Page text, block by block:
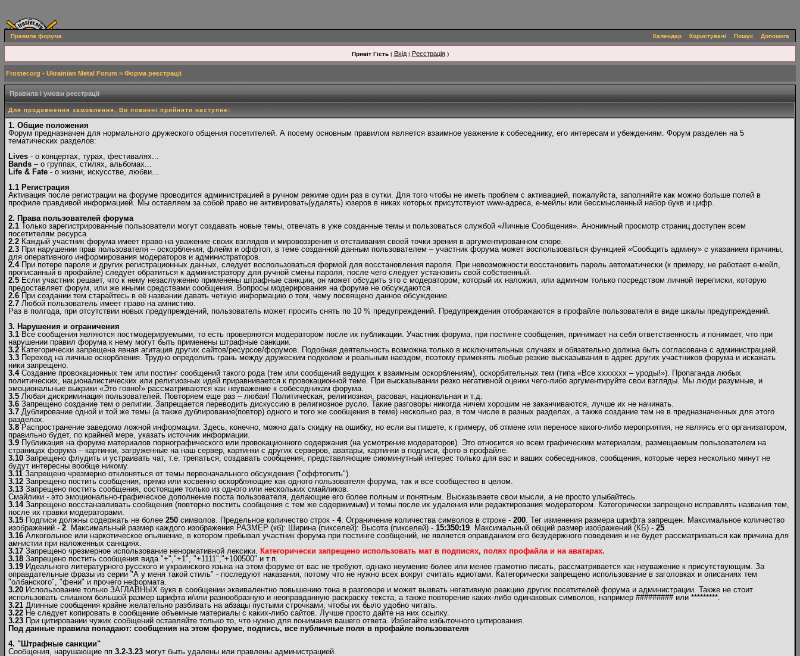
Правила форума Календар Користувачі Пошук Допомога
Привіт Гість( Вхід| Реєстрація)
Froster.org - Ukrainian Metal Forum > Форма реєстрації
Правила і умови реєстрації
Для продовження замовлення, Ви повинні прийняти наступне:
1. Общие положения
Форум предназначен для нормального дружеского общения посетителей. А посему основным правилом является взаимное уважение к собеседнику, его интересам и убеждениям. Форум разделен на 5
тематических разделов:
Lives - о концертах, турах, фестивалях...
Bands – о группах, стилях, альбомах...
Life & Fate - о жизни, искусстве, любви...
1.1 Регистрация
Активация после регистрации на форуме проводится администрацией в ручном режиме один раз в сутки. Для того чтобы не иметь проблем с активацией, пожалуйста, заполняйте как можно больше полей в
профиле правдивой информацией. Мы оставляем за собой право не активировать(удалять) юзеров в никах которых присутствуют www-адреса, е-мейлы или бессмысленный набор букв и цифр.
2. Права пользователей форума
2.1 Только зарегистрированные пользователи могут создавать новые темы, отвечать в уже созданные темы и пользоваться службой «Личные Сообщения». Анонимный просмотр страниц доступен всем
посетителям ресурса.
2.2 Каждый участник форума имеет право на уважение своих взглядов и мировоззрения и отстаивания своей точки зрения в аргументированном споре.
2.3 При нарушении прав пользователя – оскорбления, флейм и оффтоп, в теме созданной данным пользователем – участник форума может воспользоваться функцией «Сообщить админу» с указанием причины,
для оперативного информирования модераторов и администраторов.
2.4При потере пароля и других регистрационных данных, следует воспользоваться формой для восстановления пароля. При невозможности восстановить пароль автоматически (к примеру, не работает е-мейл,
прописанный в профайле) следует обратиться к администратору для ручной смены пароля, после чего следует установить свой собственный.
2.5 Если участник решает, что к нему незаслуженно применены штрафные санкции, он может обсудить это с модератором, который их наложил, или админом только посредством личной переписки, которую
предоставляет форум, или же иными средствами сообщения. Вопросы модерирования на форуме не обсуждаются.
2.6 При создании тем старайтесь в её названии давать четкую информацию о том, чему посвящено данное обсуждение.
2.7 Любой пользователь имеет право на амнистию.
Раз в полгода, при отсутствии новых предупреждений, пользователь может просить снять по 10 % предупреждений. Предупреждения отображаются в профайле пользователя в виде шкалы предупреждений.
3. Нарушения и ограничения
3.1 Все сообщения являются постмодерируемыми, то есть проверяются модератором после их публикации. Участник форума, при постинге сообщения, принимает на себя ответственность и понимает, что при
нарушении правил форума к нему могут быть применены штрафные санкции.
3.2 Категорически запрещена явная агитация других сайтов/ресурсов/форумов. Подобная деятельность возможна только в исключительных случаях и обязательно должна быть согласована с администрацией.
3.3 Переход на личные оскорбления. Трудно определить грань между дружеским подколом и реальным наездом, поэтому применять любые резкие высказывания в адрес других участников форума и искажать
ники запрещено.
3.4Создание провокационных тем или постинг сообщений такого рода (тем или сообщений ведущих к взаимным оскорблениям), оскорбительных тем (типа «Все ххххххх – уроды!»). Пропаганда любых
политических, националистических или религиозных идей приравнивается к провокационной теме. При высказывании резко негативной оценки чего-либо аргументируйте свои взгляды. Мы люди разумные, и
эмоциональные выкрики «Это говно!» рассматриваются как неуважение к собеседникам форума.
3.5 Любая дискриминация пользователей. Повторяем еще раз – любая! Политическая, религиозная, расовая, национальная и т.д.
3.6 Запрещено создание тем о религии. Запрещается переводить дискуссию в религиозное русло. Такие разговоры никогда ничем хорошим не заканчиваются, лучше их не начинать.
3.7 Дублирование одной и той же темы (а также дублирование(повтор) одного и того же сообщения в теме) несколько раз, в том числе в разных разделах, а также создание тем не в предназначенных для этого
разделах.
3.8 Распространение заведомо ложной информации. Здесь, конечно, можно дать скидку на ошибку, но если вы пишете, к примеру, об отмене или переносе какого-либо мероприятия, не являясь его организатором,
правильно будет, по крайней мере, указать источник информации.
3.9 Публикация на форуме материалов порнографического или провокационного содержания (на усмотрение модераторов). Это относится ко всем графическим материалам, размещаемым пользователем на
страницах форума – картинки, загруженные на наш сервер, картинки с других серверов, аватары, картинки в подписи, фото в профайле.
3.10 Запрещено флудить и устраивать чат, т.е. трепаться, создавать сообщения, представляющие сиюминутный интерес только для вас и ваших собеседников, сообщения, которые через несколько минут не
будут интересны вообще никому.
3.11 Запрещено чрезмерно отклоняться от темы первоначального обсуждения ("оффтопить").
3.12 Запрещено постить сообщения, прямо или косвенно оскорбляющие как одного пользователя форума, так и все сообщество в целом.
3.13 Запрещено постить сообщения, состоящие только из одного или нескольких смайликов.
Смайлики - это эмоционально-графическое дополнение поста пользователя, делающие его более полным и понятным. Высказываете свои мысли, а не просто улыбайтесь.
3.14Запрещено восстанавливать сообщения (повторно постить сообщения с тем же содержимым) и темы после их удаления или редактирования модератором. Категорически запрещено исправлять названия тем,
после их правки модераторами.
3.15 Подписи должны содержать не более 250 символов. Предельное количество строк - 4. Ограничение количества символов в строке - 200. Тег изменения размера шрифта запрещен. Максимальное количество
изображений - 2. Максимальный размер каждого изображения РАЗМЕР (кб): Ширина (пикселей): Высота (пикселей) - 15:350:19. Максимальный общий размер изображений (КБ) - 25.
3.16 Алкогольное или наркотическое опьянение, в котором пребывал участник форума при постинге сообщений, не является оправданием его безудержного поведения и не будет рассматриваться как причина для
амнистии при наложенных санкциях.
3.17 Запрещено чрезмерное использование ненормативной лексики. Категорически запрещено использовать мат в подписях, полях профайла и на аватарах.
3.18 Запрещено постить сообщения вида "+","+1", "+1111","+100500" и т.п.
3.19 Идеального литературного русского и украинского языка на этом форуме от вас не требуют, однако неумение более или менее грамотно писать, рассматривается как неуважение к присутствующим. За
оправдательные фразы из серии "А у меня такой стиль" - последуют наказания, потому что не нужно всех вокруг считать идиотами. Категорически запрещено использование в заголовках и описаниях тем
"олбанского", "фени" и прочего неформата.
3.20 Использование только ЗАГЛАВНЫХ букв в сообщении эквивалентно повышению тона в разговоре и может вызвать негативную реакцию других посетителей форума и администрации. Также не стоит
использовать слишком большой размер шрифта и/или разнообразную и неоправданную раскраску текста, а также повторение каких-либо одинаковых символов, например ######### или *********.
3.21 Длинные сообщения крайне желательно разбивать на абзацы пустыми строчками, чтобы их было удобно читать.
3.22 Не следует копировать в сообщение объемные материалы c каких-либо сайтов. Лучше просто дайте на них ссылку.
3.23 При цитировании чужих сообщений оставляйте только то, что нужно для понимания вашего ответа. Избегайте избыточного цитирования.
Под данные правила попадают: сообщения на этом форуме, подпись, все публичные поля в профайле пользователя
4. "Штрафные санкции"
Сообщения, нарушающие пп 3.2-3.23 могут быть удалены или правлены администрацией.